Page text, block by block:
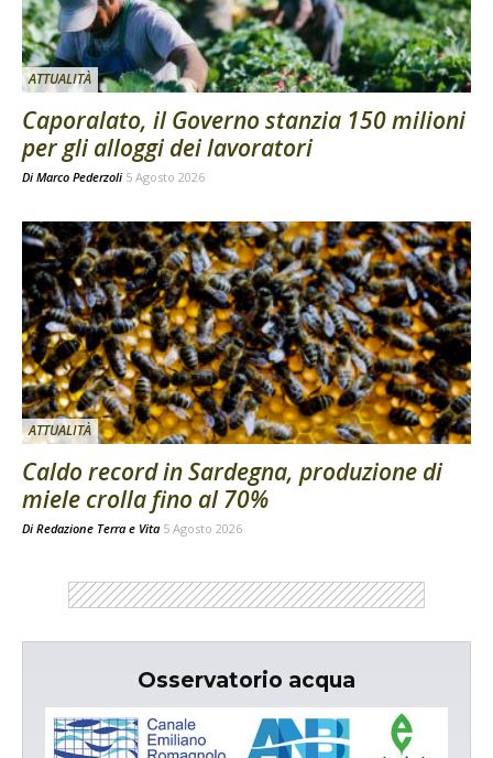
ATTUALITÀ
Caporalato, il Governo stanzia 150 milioni
per gli alloggi dei lavoratori
Di Marco Pederzoli 5 Agosto 2026
ATTUALITÀ
Caldo record in Sardegna, produzione di
miele crolla fino al 70%
Di Redazione Terra e Vita 5 Agosto 2026
Osservatorio acqua